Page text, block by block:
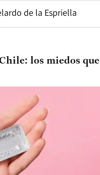
de la Espriella
los miedos que